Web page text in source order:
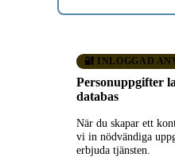
🔐 INLOGGAD
Personuppgifter
databas
När du skapar ett
vi in nödvändiga
erbjuda tjänsten.